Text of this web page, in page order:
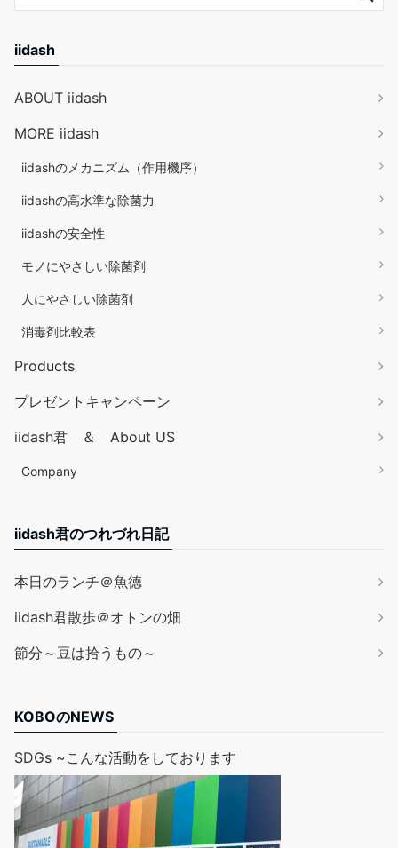
iidash
ABOUT iidash
MORE iidash
iidashのメカニズム（作用機序）
iidashの高水準な除菌力
iidashの安全性
モノにやさしい除菌剤
人にやさしい除菌剤
消毒剤比較表
Products
プレゼントキャンペーン
iidash君 ＆ About US
Company
iidash君のつれづれ日記
本日のランチ＠魚徳
iidash君散歩＠オトンの畑
節分～豆は拾うもの～
KOBOのNEWS
SDGs ~こんな活動をしております